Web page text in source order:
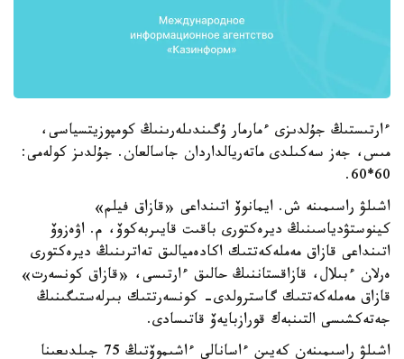
ءارتىستىڭ جۇلدىزى ءمارمار ۇگىندىلەرىنىڭ كومپوزيتسياسى،
مىس، جەز سەكىلدى ماتەريالداردان جاسالعان. جۇلدىز كولەمى:
60*60.
اشىلۋ راسىمىنە ش. ايمانوۆ اتىنداعى «قازاق فيلم»
كينوستۋدياسىنىڭ ديرەكتورى باقىت قايىربەكوۆ، م. اۋەزوۆ
اتىنداعى قازاق مەملەكەتتىك اكادەميالىق تەاترىنىڭ ديرەكتورى
ەرلان ءبىلال، قازاقستاننىڭ حالىق ءارتىسى، «قازاق كونسەرت»
قازاق مەملەكەتتىك گاسترولدى- كونسەرتتىك بىرلەستىگىنىڭ
جەتەكشىسى التىنبەك قورازبايەۆ قاتىسادى.
اشىلۋ راسىمىنەن كەيىن ءاسانالى ءاشىموۆتىڭ 75 جىلدىعىنا